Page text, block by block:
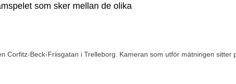
som sker mellan de olika
Corfitz-Beck-Friisgatan i Trelleborg. Kameran som utför mätningen sitter